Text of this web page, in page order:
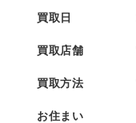
買取日
買取店舗
買取方法
お住まい